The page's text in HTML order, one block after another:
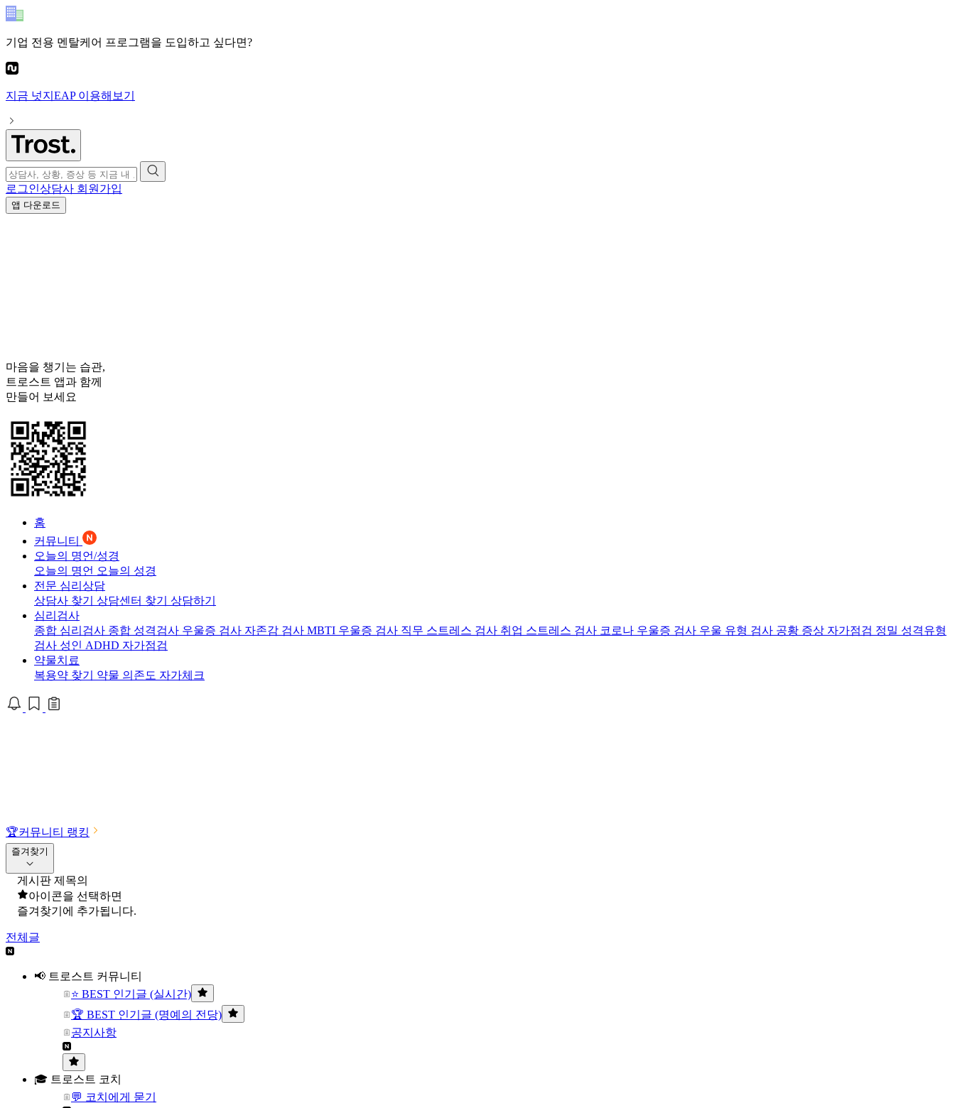
기업 전용 멘탈케어 프로그램을 도입하고 싶다면?
지금 넛지EAP이용해보기
로그인상담사 회원가입
앱 다운로드
마음을 챙기는 습관,
트로스트 앱과 함께
만들어 보세요
홈
커뮤니티
오늘의 명언/성경
오늘의 명언 오늘의 성경
전문 심리상담
상담사 찾기 상담센터 찾기 상담하기
심리검사
종합 심리검사 종합 성격검사 우울증 검사 자존감 검사 MBTI 우울증 검사 직무 스트레스 검사 취업 스트레스 검사 코로나 우울증 검사 우울 유형 검사 공황 증상 자가점검 정밀 성격유형
검사 성인 ADHD 자가점검
약물치료
복용약 찾기 약물 의존도 자가체크
🏆커뮤니티 랭킹
즐겨찾기
게시판 제목의
아이콘을 선택하면
즐겨찾기에 추가됩니다.
전체글
📢 트로스트 커뮤니티
⭐ BEST 인기글 (실시간)
🏆 BEST 인기글 (명예의 전당)
공지사항
🎓 트로스트 코치
💬 코치에게 묻기